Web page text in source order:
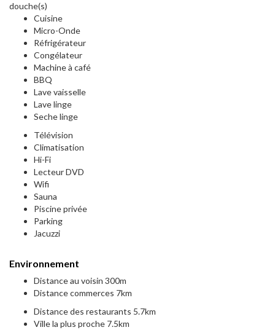
douche(s)
Cuisine
Micro-Onde
Réfrigérateur
Congélateur
Machine à café
BBQ
Lave vaisselle
Lave linge
Seche linge
Télévision
Climatisation
Hi-Fi
Lecteur DVD
Wifi
Sauna
Piscine privée
Parking
Jacuzzi
Environnement
Distance au voisin 300m
Distance commerces 7km
Distance des restaurants 5.7km
Ville la plus proche 7.5km